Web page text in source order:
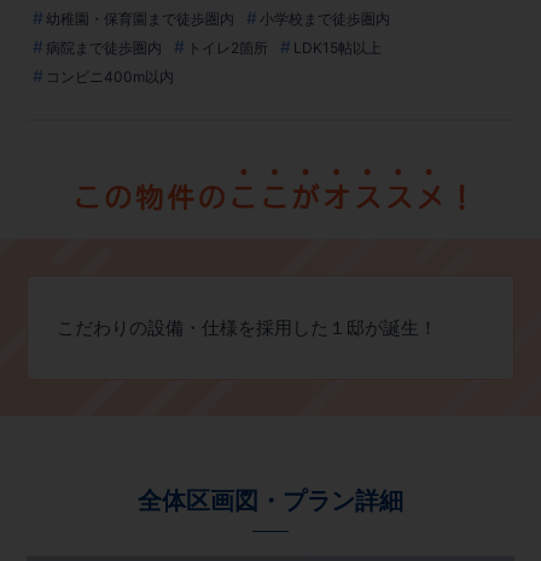
幼稚園・保育園まで徒歩圏内
小学校まで徒歩圏内
病院まで徒歩圏内
トイレ2箇所
LDK15帖以上
コンビニ400m以内
こだわりの設備・仕様を採用した１邸が誕生！
全体区画図・プラン詳細